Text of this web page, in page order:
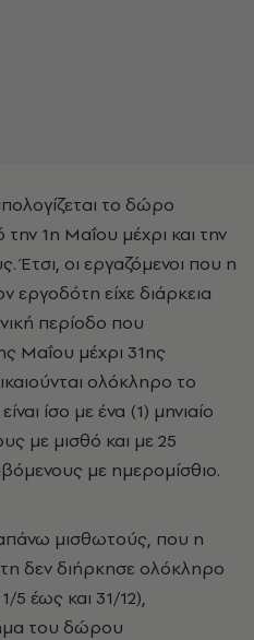
το δώρο
την 1η Μαΐου μέχρι και την
Έτσι, οι εργαζόμενοι που η
εργοδότη είχε διάρκεια
περίοδο που
Μαΐου μέχρι 31ης
ολόκληρο το
ίσο με ένα (1) μηνιαίο
με μισθό και με 25
με ημερομίσθιο.
μισθωτούς, που η
δεν διήρκησε ολόκληρο
5 έως και 31/12),
του δώρου